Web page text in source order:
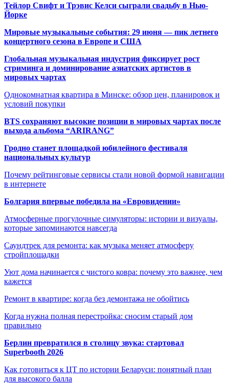
Тейлор Свифт и Трэвис Келси сыграли свадьбу в Нью-
Йорке
Мировые музыкальные события: 29 июня — пик летнего
концертного сезона в Европе и США
Глобальная музыкальная индустрия фиксирует рост
стриминга и доминирование азиатских артистов в
мировых чартах
Однокомнатная квартира в Минске: обзор цен, планировок и
условий покупки
BTS сохраняют высокие позиции в мировых чартах после
выхода альбома “ARIRANG”
Гродно станет площадкой юбилейного фестиваля
национальных культур
Почему рейтинговые сервисы стали новой формой навигации
в интернете
Болгария впервые победила на «Евровидении»
Атмосферные прогулочные симуляторы: истории и визуалы,
которые запоминаются навсегда
Саундтрек для ремонта: как музыка меняет атмосферу
стройплощадки
Уют дома начинается с чистого ковра: почему это важнее, чем
кажется
Ремонт в квартире: когда без демонтажа не обойтись
Когда нужна полная перестройка: сносим старый дом
правильно
Берлин превратился в столицу звука: стартовал
Superbooth 2026
Как готовиться к ЦТ по истории Беларуси: понятный план
для высокого балла